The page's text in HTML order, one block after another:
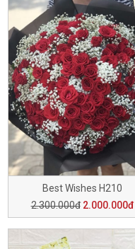
Best Wishes H210
2.300.000đ 2.000.000đ